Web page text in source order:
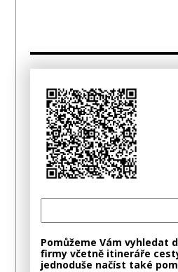
Pomůžeme Vám vyhledat
firmy včetně itineráře
jednoduše načíst také